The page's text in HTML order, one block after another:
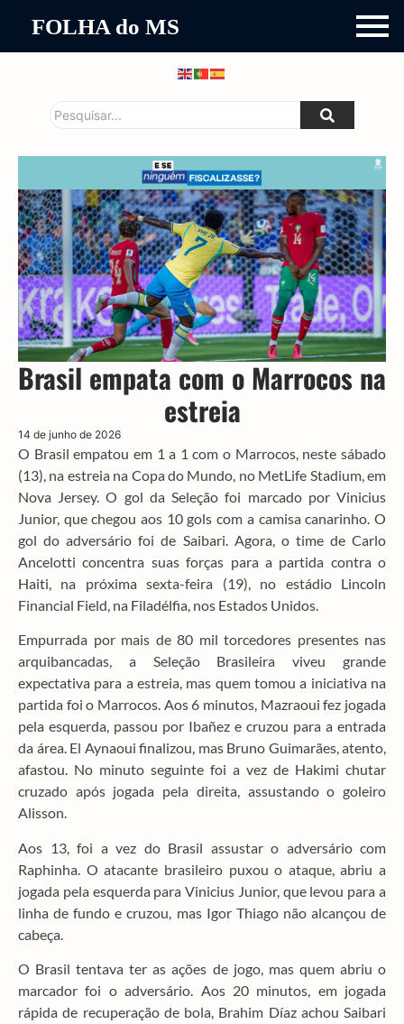
FOLHA do MS
Brasil empata com o Marrocos na
estreia
14 de junho de 2026
O Brasil empatou em 1 a 1 com o Marrocos, neste sábado
(13), na estreia na Copa do Mundo, no MetLife Stadium, em
Nova Jersey. O gol da Seleção foi marcado por Vinicius
Junior, que chegou aos 10 gols com a camisa canarinho. O
gol do adversário foi de Saibari. Agora, o time de Carlo
Ancelotti concentra suas forças para a partida contra o
Haiti, na próxima sexta-feira (19), no estádio Lincoln
Financial Field, na Filadélfia, nos Estados Unidos.
Empurrada por mais de 80 mil torcedores presentes nas
arquibancadas, a Seleção Brasileira viveu grande
expectativa para a estreia, mas quem tomou a iniciativa na
partida foi o Marrocos. Aos 6 minutos, Mazraoui fez jogada
pela esquerda, passou por Ibañez e cruzou para a entrada
da área. El Aynaoui finalizou, mas Bruno Guimarães, atento,
afastou. No minuto seguinte foi a vez de Hakimi chutar
cruzado após jogada pela direita, assustando o goleiro
Alisson.
Aos 13, foi a vez do Brasil assustar o adversário com
Raphinha. O atacante brasileiro puxou o ataque, abriu a
jogada pela esquerda para Vinicius Junior, que levou para a
linha de fundo e cruzou, mas Igor Thiago não alcançou de
cabeça.
O Brasil tentava ter as ações de jogo, mas quem abriu o
marcador foi o adversário. Aos 20 minutos, em jogada
rápida de recuperação de bola, Brahim Díaz achou Saibari